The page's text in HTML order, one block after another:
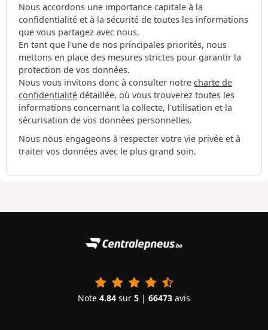
Nous accordons une importance capitale à la
confidentialité et à la sécurité de toutes les informations
que vous partagez avec nous.
En tant que l'une de nos principales priorités, nous
mettons en place des mesures strictes pour garantir la
protection de vos données.
Nous vous invitons donc à consulter notre charte de
confidentialité détaillée, où vous trouverez toutes les
informations concernant la collecte, l'utilisation et la
sécurisation de vos données personnelles.
Nous nous engageons à respecter votre vie privée et à
traiter vos données avec le plus grand soin.
Note 4.84 sur 5 | 66473 avis